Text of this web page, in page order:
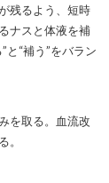
残るよう、短時
ナスと体液を補
と“補う”をバラン
を取る。血流改
。